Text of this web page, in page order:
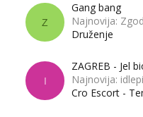
Z
Gang bang
Najnovija:
Druženje
I
ZAGREB - Jel
Najnovija:
Cro Escort -